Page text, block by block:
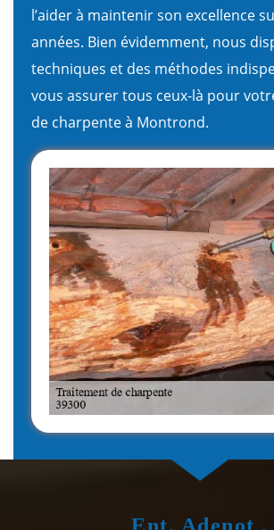
l’aider à maintenir son excellence
années. Bien évidemment, nous
techniques et des méthodes
vous assurer tous ceux-là pour
de charpente à Montrond.